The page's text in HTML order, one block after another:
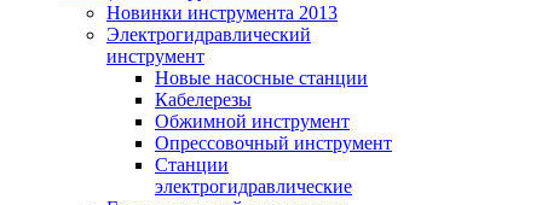
Новинки инструмента 2013
Электрогидравлический
инструмент
Новые насосные станции
Кабелерезы
Обжимной инструмент
Опрессовочный инструмент
Станции
электрогидравлические